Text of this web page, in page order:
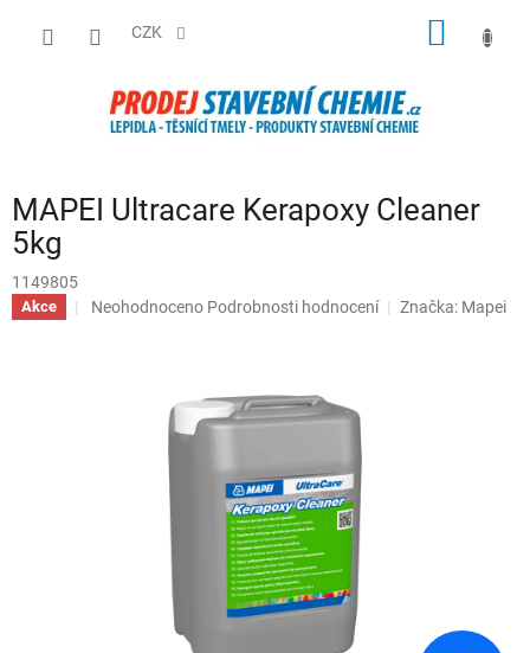
CZK
MAPEI Ultracare Kerapoxy Cleaner
5kg
1149805
Akce
Průměrné
Neohodnoceno Podrobnosti hodnocení Značka: Mapei